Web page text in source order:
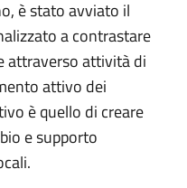
è stato avviato il
a contrastare
attraverso attività di
attivo dei
è quello di creare
e supporto